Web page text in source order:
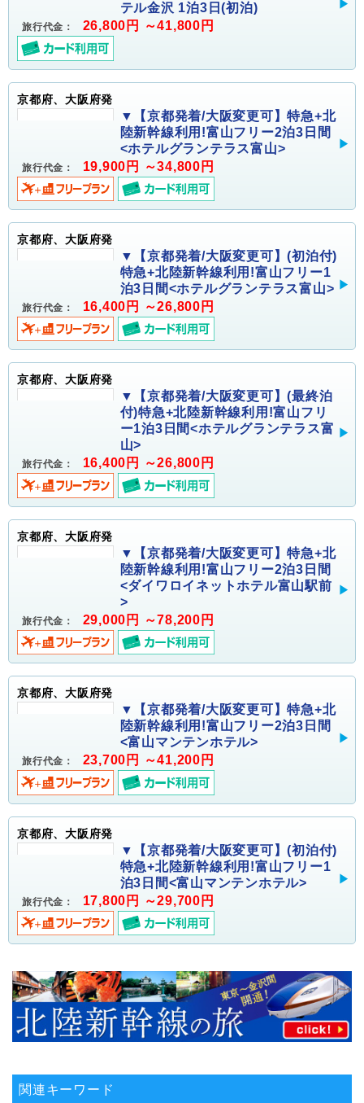
テル金沢 1泊3日(初泊)
旅行代金： 26,800円 ～41,800円
京都府、大阪府発
▼【京都発着/大阪変更可】特急+北
陸新幹線利用!富山フリー2泊3日間
<ホテルグランテラス富山>
旅行代金： 19,900円 ～34,800円
京都府、大阪府発
▼【京都発着/大阪変更可】(初泊付)
特急+北陸新幹線利用!富山フリー1
泊3日間<ホテルグランテラス富山>
旅行代金： 16,400円 ～26,800円
京都府、大阪府発
▼【京都発着/大阪変更可】(最終泊
付)特急+北陸新幹線利用!富山フリ
ー1泊3日間<ホテルグランテラス富
山>
旅行代金： 16,400円 ～26,800円
京都府、大阪府発
▼【京都発着/大阪変更可】特急+北
陸新幹線利用!富山フリー2泊3日間
<ダイワロイネットホテル富山駅前
>
旅行代金： 29,000円 ～78,200円
京都府、大阪府発
▼【京都発着/大阪変更可】特急+北
陸新幹線利用!富山フリー2泊3日間
<富山マンテンホテル>
旅行代金： 23,700円 ～41,200円
京都府、大阪府発
▼【京都発着/大阪変更可】(初泊付)
特急+北陸新幹線利用!富山フリー1
泊3日間<富山マンテンホテル>
旅行代金： 17,800円 ～29,700円
関連キーワード